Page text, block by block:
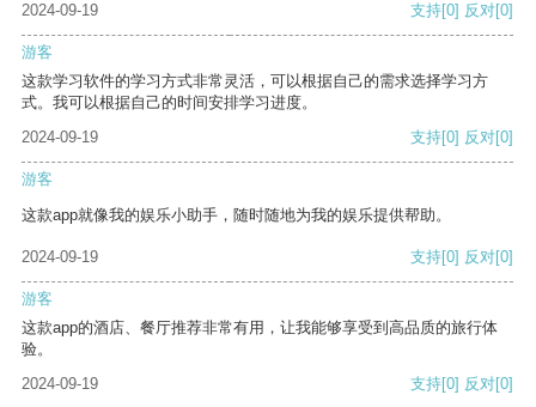
2024-09-19 支持[0] 反对[0]
游客
这款学习软件的学习方式非常灵活，可以根据自己的需求选择学习方
式。我可以根据自己的时间安排学习进度。
2024-09-19
支持[0] 反对[0]
游客
这款app就像我的娱乐小助手，随时随地为我的娱乐提供帮助。
2024-09-19 支持[0] 反对[0]
游客
这款app的酒店、餐厅推荐非常有用，让我能够享受到高品质的旅行体
验。
2024-09-19
支持[0] 反对[0]